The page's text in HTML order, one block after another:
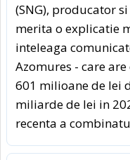
(SNG), producator
merita o explicatie
inteleaga
Azomures - care
601 milioane de lei
miliarde de lei in
recenta a